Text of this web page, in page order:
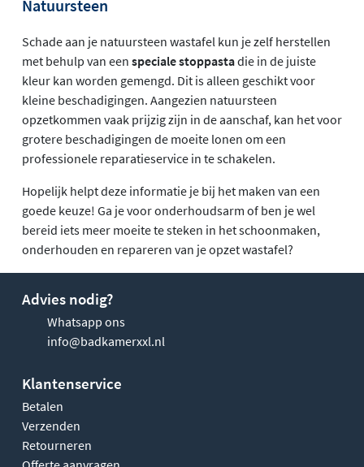
Natuursteen
Schade aan je natuursteen wastafel kun je zelf herstellen
met behulp van een speciale stoppastadie in de juiste
kleur kan worden gemengd. Dit is alleen geschikt voor
kleine beschadigingen. Aangezien natuursteen
opzetkommen vaak prijzig zijn in de aanschaf, kan het voor
grotere beschadigingen de moeite lonen om een
professionele reparatieservice in te schakelen.
Hopelijk helpt deze informatie je bij het maken van een
goede keuze! Ga je voor onderhoudsarm of ben je wel
bereid iets meer moeite te steken in het schoonmaken,
onderhouden en repareren van je opzet wastafel?
Advies nodig?
Whatsapp ons
info@badkamerxxl.nl
Klantenservice
Betalen
Verzenden
Retourneren